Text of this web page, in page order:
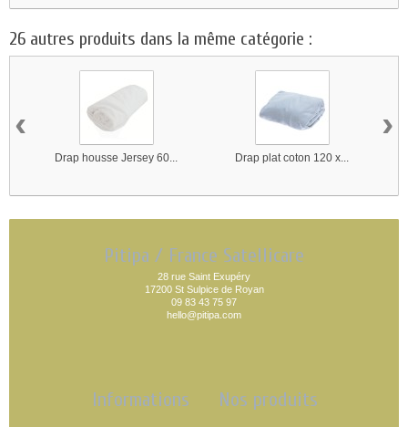
26 autres produits dans la même catégorie :
Drap housse Jersey 60... Drap plat coton 120 x...
‹ ›
Pitipa / France Satellicare
28 rue Saint Exupéry
17200 St Sulpice de Royan
09 83 43 75 97
hello@pitipa.com
Informations Nos produits